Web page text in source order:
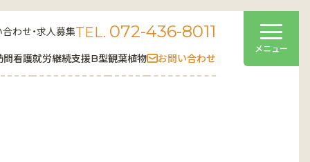
わせ・求人募集TEL. 072-436-8011
問看護就労継続支援B型観葉植物 お問い合わせ